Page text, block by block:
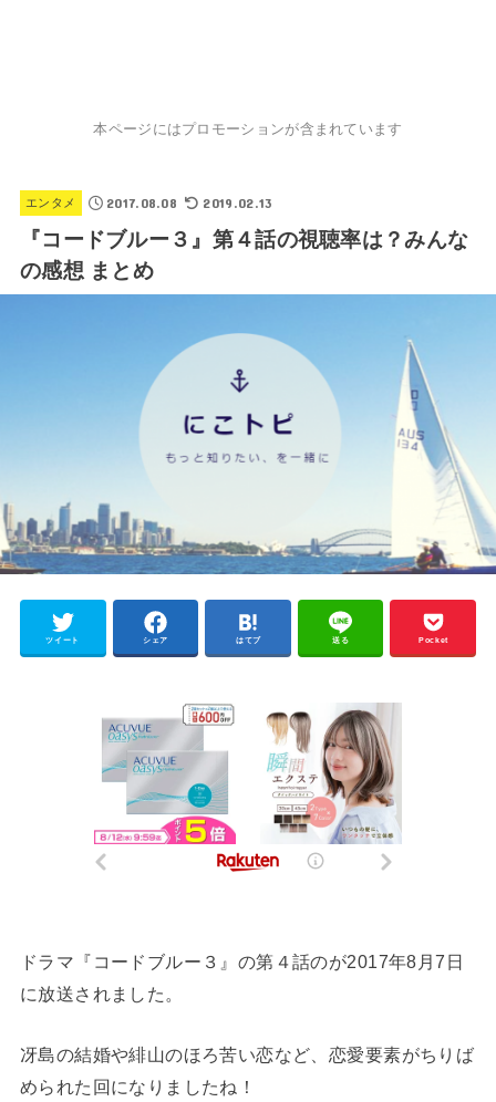
本ページにはプロモーションが含まれています
エンタメ 2017.08.08 2019.02.13
『コードブルー３』第４話の視聴率は？みんな
の感想 まとめ
ツイート シェア はてブ 送る Pocket
ドラマ『コードブルー３』の第４話のが2017年8月7日
に放送されました。
冴島の結婚や緋山のほろ苦い恋など、恋愛要素がちりば
められた回になりましたね！